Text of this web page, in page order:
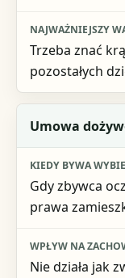
Trzeba znać
pozostałych
Umowa
Gdy zbywca
prawa
Nie działa jak